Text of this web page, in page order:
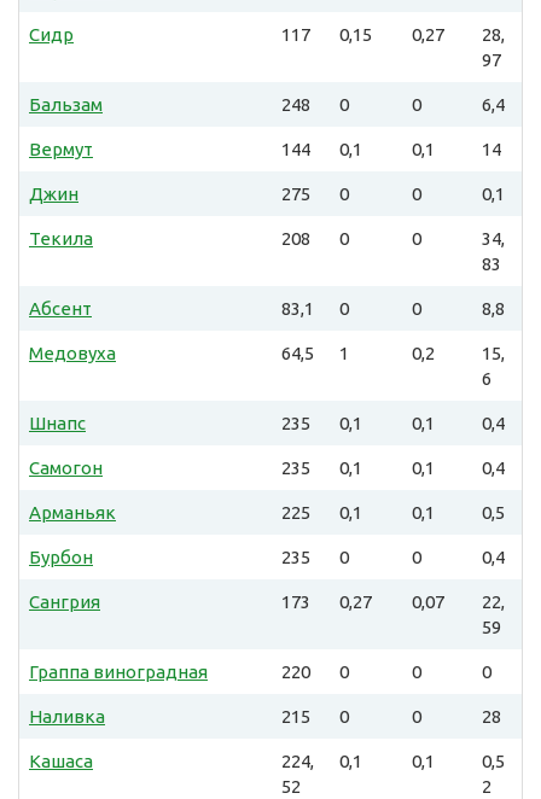
Сидр 117 0,15 0,27
28,
97
Бальзам 248 0 0 6,4
Вермут 144 0,1 0,1 14
Джин 275 0 0 0,1
Текила 208 0 0
34,
83
Абсент 83,1 0 0 8,8
Медовуха 64,5 1 0,2
15,
6
Шнапс 235 0,1 0,1 0,4
Самогон 235 0,1 0,1 0,4
Арманьяк 225 0,1 0,1 0,5
Бурбон 235 0 0 0,4
Сангрия 173 0,27 0,07
22,
59
Граппа виноградная 220 0 0 0
Наливка 215 0 0 28
Кашаса
224,
52
0,1 0,1
0,5
2